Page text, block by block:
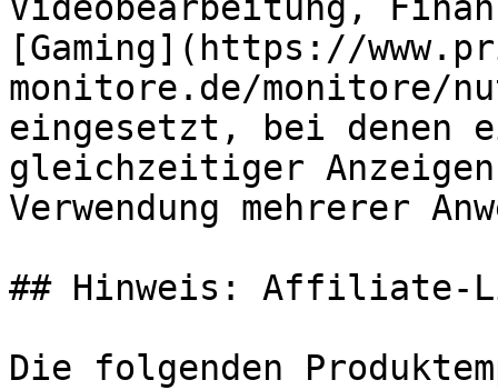
[Gaming](https://
monitore.de/monitore/
eingesetzt, bei denen
gleichzeitiger
Verwendung mehrerer
## Hinweis: Affiliate-
Die folgenden